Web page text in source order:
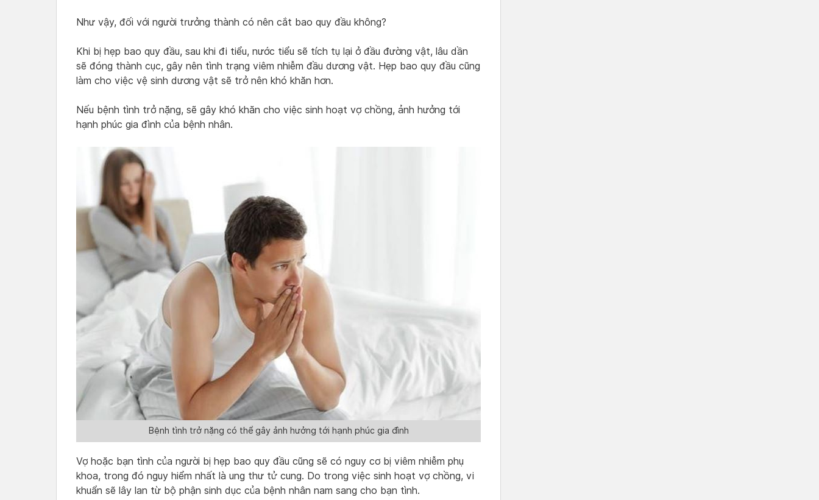
Như vậy, đối với người trưởng thành có nên cắt bao quy đầu không?
Khi bị hẹp bao quy đầu, sau khi đi tiểu, nước tiểu sẽ tích tụ lại ở đầu đường vật, lâu dần
sẽ đóng thành cục, gây nên tình trạng viêm nhiễm đầu dương vật. Hẹp bao quy đầu cũng
làm cho việc vệ sinh dương vật sẽ trở nên khó khăn hơn.
Nếu bệnh tình trở nặng, sẽ gây khó khăn cho việc sinh hoạt vợ chồng, ảnh hưởng tới
hạnh phúc gia đình của bệnh nhân.
Bệnh tình trở nặng có thể gây ảnh hưởng tới hạnh phúc gia đình
Vợ hoặc bạn tình của người bị hẹp bao quy đầu cũng sẽ có nguy cơ bị viêm nhiễm phụ
khoa, trong đó nguy hiểm nhất là ung thư tử cung. Do trong việc sinh hoạt vợ chồng, vi
khuẩn sẽ lây lan từ bộ phận sinh dục của bệnh nhân nam sang cho bạn tình.